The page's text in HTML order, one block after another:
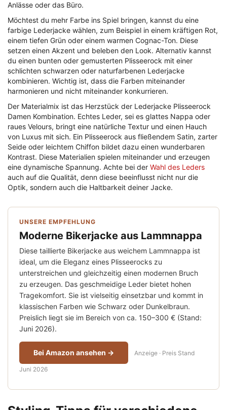
Anlässe oder das Büro.
Möchtest du mehr Farbe ins Spiel bringen, kannst du eine
farbige Lederjacke wählen, zum Beispiel in einem kräftigen Rot,
einem tiefen Grün oder einem warmen Cognac-Ton. Diese
setzen einen Akzent und beleben den Look. Alternativ kannst
du einen bunten oder gemusterten Plisseerock mit einer
schlichten schwarzen oder naturfarbenen Lederjacke
kombinieren. Wichtig ist, dass die Farben miteinander
harmonieren und nicht miteinander konkurrieren.
Der Materialmix ist das Herzstück der Lederjacke Plisseerock
Damen Kombination. Echtes Leder, sei es glattes Nappa oder
raues Velours, bringt eine natürliche Textur und einen Hauch
von Luxus mit sich. Ein Plisseerock aus fließendem Satin, zarter
Seide oder leichtem Chiffon bildet dazu einen wunderbaren
Kontrast. Diese Materialien spielen miteinander und erzeugen
eine dynamische Spannung. Achte bei der Wahl des Leders
auch auf die Qualität, denn diese beeinflusst nicht nur die
Optik, sondern auch die Haltbarkeit deiner Jacke.
UNSERE EMPFEHLUNG
Moderne Bikerjacke aus Lammnappa
Diese taillierte Bikerjacke aus weichem Lammnappa ist
ideal, um die Eleganz eines Plisseerocks zu
unterstreichen und gleichzeitig einen modernen Bruch
zu erzeugen. Das geschmeidige Leder bietet hohen
Tragekomfort. Sie ist vielseitig einsetzbar und kommt in
klassischen Farben wie Schwarz oder Dunkelbraun.
Preislich liegt sie im Bereich von ca. 150–300 € (Stand:
Juni 2026).
Bei Amazon ansehen → Anzeige · Preis Stand
Juni 2026